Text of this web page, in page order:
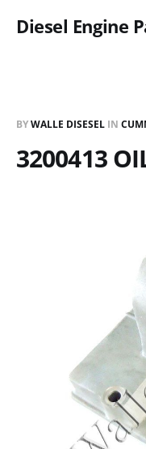
Diesel Engine
BYWALLE DISESEL IN
3200413